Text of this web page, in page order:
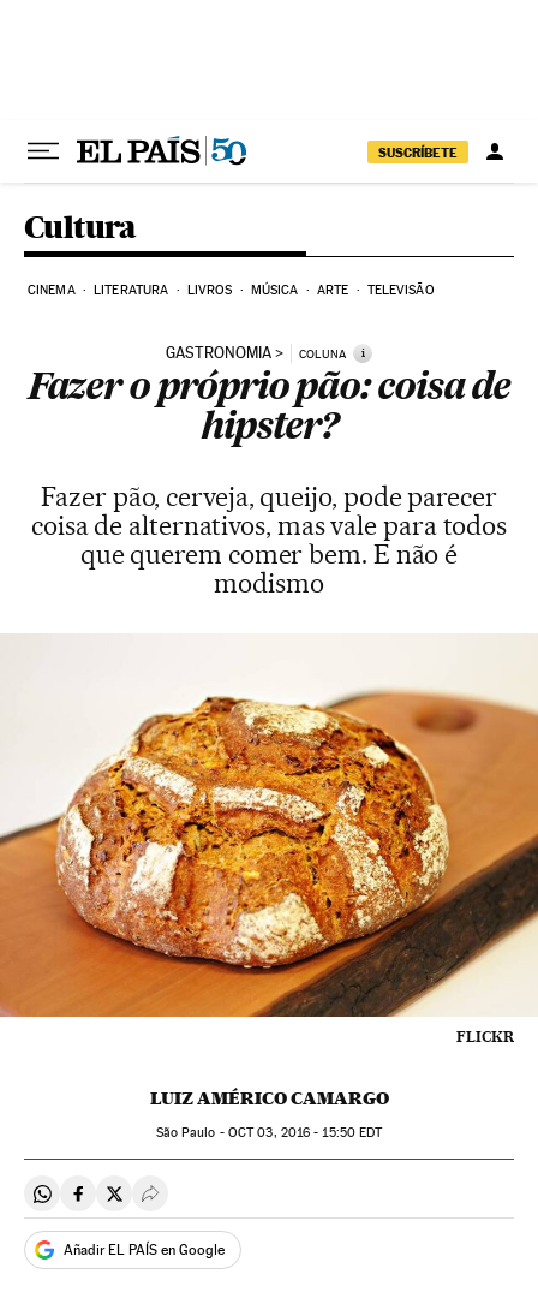
SUSCRÍBETE
Cultura
CINEMA LITERATURA LIVROS MÚSICA ARTE TELEVISÃO
GASTRONOMIA COLUNA i
Fazer o próprio pão: coisa de
hipster?
Fazer pão, cerveja, queijo, pode parecer
coisa de alternativos, mas vale para todos
que querem comer bem. E não é
modismo
FLICKR
LUIZ AMÉRICO CAMARGO
São Paulo - OCT03, 2016 - 15:50EDT
Compartir en Whatsapp
Compartir en Facebook
Compartir en Twitter
Desplegar Redes Sociales
Añadir EL PAÍS en Google